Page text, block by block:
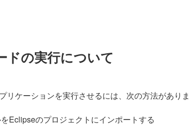
ドの実行について
リケーションを実行させるには、次の方法がありま
Eclipseのプロジェクトにインポートする